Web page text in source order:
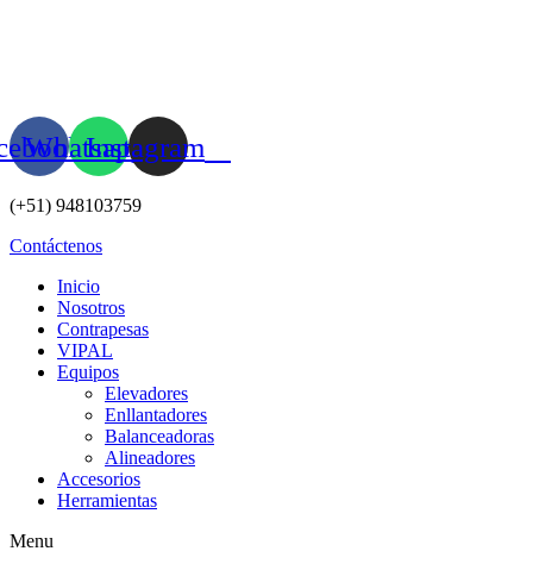
WhatsappInstagram
(+51) 948103759
Contáctenos
Inicio
Nosotros
Contrapesas
VIPAL
Equipos
Elevadores
Enllantadores
Balanceadoras
Alineadores
Accesorios
Herramientas
Menu